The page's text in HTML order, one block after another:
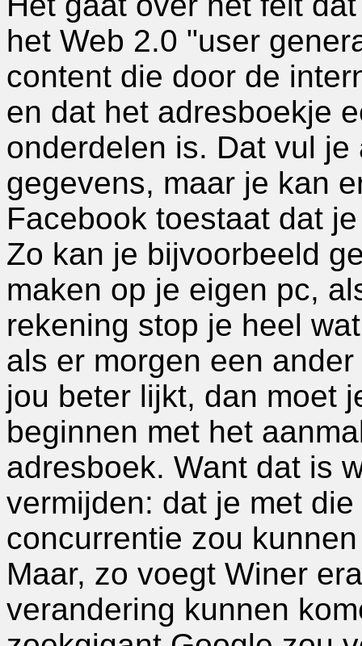
het Web 2.0 "user
content die door de
en dat het adresboekje
onderdelen is. Dat vul
gegevens, maar je kan
Facebook toestaat dat
Zo kan je bijvoorbeeld
maken op je eigen pc,
rekening stop je heel
als er morgen een
jou beter lijkt, dan moet
beginnen met het
adresboek. Want dat is
vermijden: dat je met
concurrentie zou
Maar, zo voegt Winer
verandering kunnen